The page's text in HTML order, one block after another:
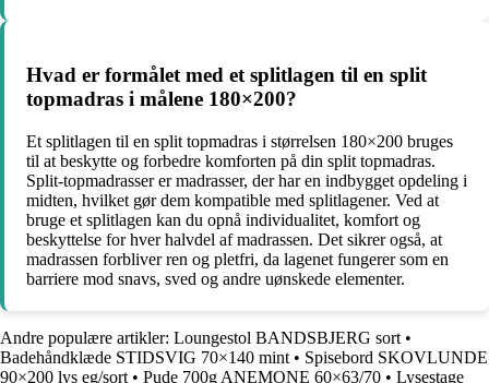
Hvad er formålet med et splitlagen til en split
topmadras i målene 180×200?
Et splitlagen til en split topmadras i størrelsen 180×200 bruges
til at beskytte og forbedre komforten på din split topmadras.
Split-topmadrasser er madrasser, der har en indbygget opdeling i
midten, hvilket gør dem kompatible med splitlagener. Ved at
bruge et splitlagen kan du opnå individualitet, komfort og
beskyttelse for hver halvdel af madrassen. Det sikrer også, at
madrassen forbliver ren og pletfri, da lagenet fungerer som en
barriere mod snavs, sved og andre uønskede elementer.
Andre populære artikler: Loungestol BANDSBJERG sort •
Badehåndklæde STIDSVIG 70×140 mint • Spisebord SKOVLUNDE
90×200 lys eg/sort • Pude 700g ANEMONE 60×63/70 • Lysestage